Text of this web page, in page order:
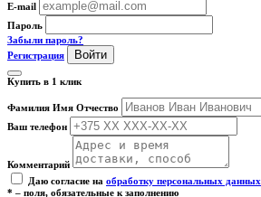
E-mail
Пароль
Забыли пароль?
Регистрация
Войти
Купить в 1 клик
Фамилия Имя Отчество
Ваш телефон
Комментарий
Даю согласие на обработку персональных данных
* – поля, обязательные к заполнению